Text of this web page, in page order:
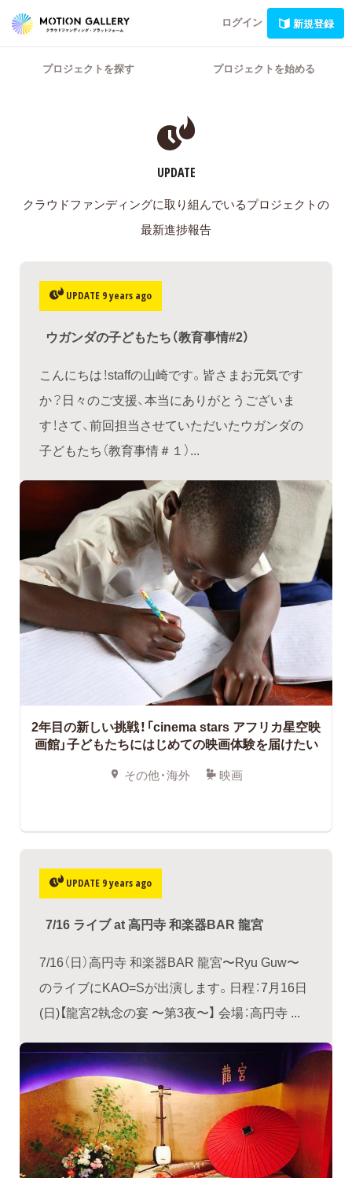
ログイン 新規登録
プロジェクトを探す プロジェクトを始める
UPDATE
クラウドファンディングに取り組んでいるプロジェクトの
最新進捗報告
UPDATE 9 years ago
ウガンダの子どもたち（教育事情#2）
こんにちは！staffの山崎です。皆さまお元気です
か？日々のご支援、本当にありがとうございま
す！さて、前回担当させていただいたウガンダの
子どもたち（教育事情＃１）...
2年目の新しい挑戦！「cinema stars アフリカ星空映
画館」子どもたちにはじめての映画体験を届けたい
その他・海外 映画
UPDATE 9 years ago
7/16 ライブ at 高円寺 和楽器BAR 龍宮
7/16（日）高円寺 和楽器BAR 龍宮〜Ryu Guw〜
のライブにKAO=Sが出演します。日程：7月16日
(日)【龍宮2執念の宴 〜第3夜〜】 会場：高円寺 ...